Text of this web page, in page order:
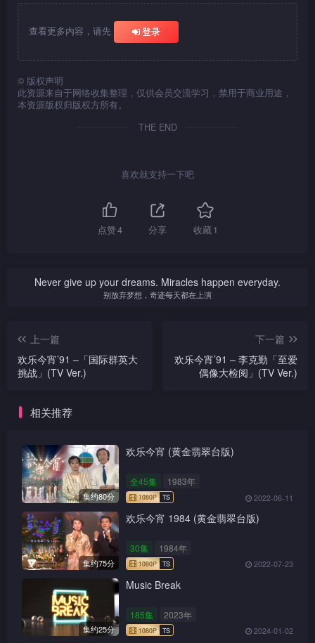
查看更多内容，请先 登录
© 版权声明
此资源来自于网络收集整理，仅供会员交流学习，禁用于商业用途，
本资源版权归版权方所有。
THE END
喜欢就支持一下吧
点赞4 分享 收藏1
Never give up your dreams. Miracles happen everyday.
别放弃梦想，奇迹每天都在上演
上一篇
欢乐今宵’91 –「国际群英大
挑战」(TV Ver.)
下一篇
欢乐今宵’91 – 李克勤「至爱
偶像大检阅」(TV Ver.)
相关推荐
集约80分
欢乐今宵 (黄金翡翠台版)
全45集 1983年
2022-06-11
集约75分
欢乐今宵 1984 (黄金翡翠台版)
30集 1984年
2022-07-23
集约25分
Music Break
185集 2023年
2024-01-02